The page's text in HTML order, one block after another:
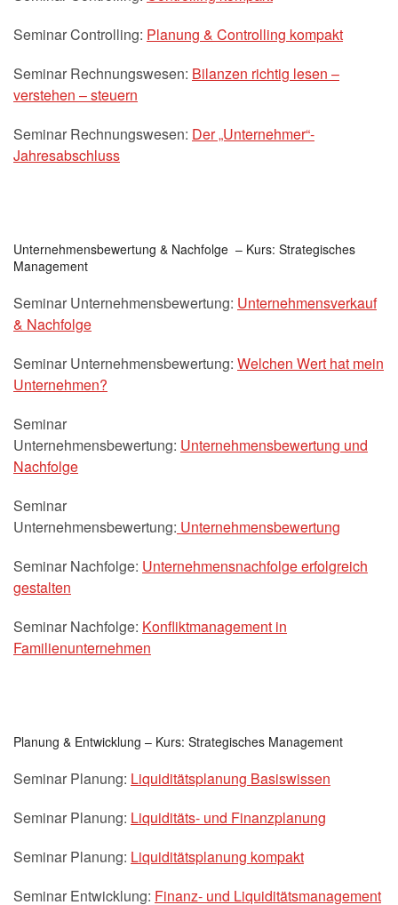
Seminar Controlling: Planung & Controlling kompakt
Seminar Rechnungswesen: Bilanzen richtig lesen –
verstehen – steuern
Seminar Rechnungswesen: Der „Unternehmer“-
Jahresabschluss
Unternehmensbewertung & Nachfolge – Kurs: Strategisches
Management
Seminar Unternehmensbewertung: Unternehmensverkauf
& Nachfolge
Seminar Unternehmensbewertung: Welchen Wert hat mein
Unternehmen?
Seminar
Unternehmensbewertung: Unternehmensbewertung und
Nachfolge
Seminar
Unternehmensbewertung: Unternehmensbewertung
Seminar Nachfolge: Unternehmensnachfolge erfolgreich
gestalten
Seminar Nachfolge: Konfliktmanagement in
Familienunternehmen
Planung & Entwicklung – Kurs: Strategisches Management
Seminar Planung: Liquiditätsplanung Basiswissen
Seminar Planung: Liquiditäts- und Finanzplanung
Seminar Planung: Liquiditätsplanung kompakt
Seminar Entwicklung: Finanz- und Liquiditätsmanagement